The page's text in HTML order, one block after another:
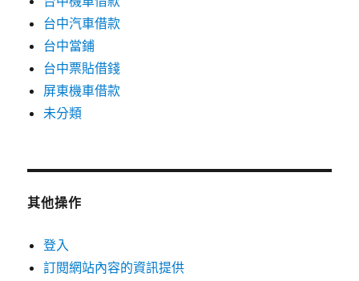
台中汽車借款
台中當鋪
台中票貼借錢
屏東機車借款
未分類
其他操作
登入
訂閱網站內容的資訊提供